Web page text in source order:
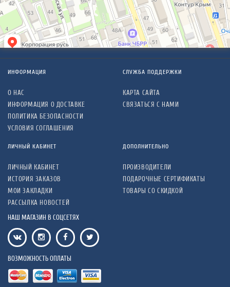
ИНФОРМАЦИЯ
О НАС
ИНФОРМАЦИЯ О ДОСТАВКЕ
ПОЛИТИКА БЕЗОПАСНОСТИ
УСЛОВИЯ СОГЛАШЕНИЯ
СЛУЖБА ПОДДЕРЖКИ
КАРТА САЙТА
СВЯЗАТЬСЯ С НАМИ
ЛИЧНЫЙ КАБИНЕТ
ЛИЧНЫЙ КАБИНЕТ
ИСТОРИЯ ЗАКАЗОВ
МОИ ЗАКЛАДКИ
РАССЫЛКА НОВОСТЕЙ
ДОПОЛНИТЕЛЬНО
ПРОИЗВОДИТЕЛИ
ПОДАРОЧНЫЕ СЕРТИФИКАТЫ
ТОВАРЫ СО СКИДКОЙ
НАШ МАГАЗИН В СОЦСЕТЯХ
ВОЗМОЖНОСТЬ ОПЛАТЫ